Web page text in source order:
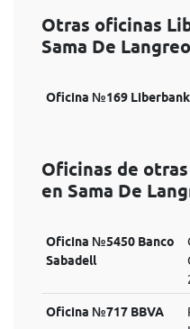
Otras oficinas
Sama De Langreo
Oficina №169 Liberbank
Oficinas de
en Sama De
Oficina №5450 Banco
Sabadell
Oficina №717 BBVA